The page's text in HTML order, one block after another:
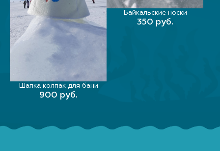
В КОРЗИНУ
Шапка колпак для бани
900 руб.
В КОРЗИНУ
Байкальские носки
350 руб.